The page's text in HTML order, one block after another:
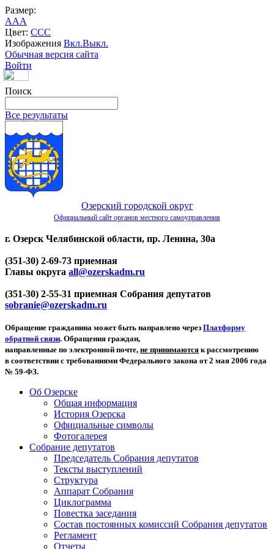
Размер:
AAA
Цвет: CCC
Изображения Вкл.Выкл.
Обычная версия сайта
Войти
Поиск
Все результаты
Озерский городской округ
Официальный сайт органов местного самоуправления
г. Озерск Челябинской области, пр. Ленина, 30а
(351-30) 2-69-73 приемная
Главы округа all@ozerskadm.ru
(351-30) 2-55-31 приемная Собрания депутатов
sobranie@ozerskadm.ru
Обращение гражданина может быть направлено через Платформу
обратной связи. Обращения граждан,
направленные по электронной почте, не принимаются к рассмотрению
в соответствии с требованиями Федерального закона от 2 мая 2006 года
№ 59-ФЗ.
Об Озерске
Общая информация
История Озерска
Официальные символы
Фотогалерея
Собрание депутатов
Председатель Собрания депутатов
Тексты выступлений
Структура
Аппарат Собрания
Циклограмма
Повестка заседания
Состав постоянных комиссий Собрания депутатов
Регламент
Отчеты